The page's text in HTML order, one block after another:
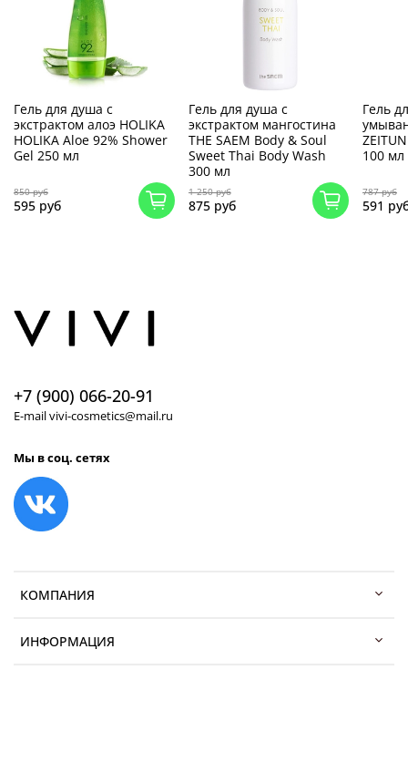
Гель для душа с
экстрактом алоэ HOLIKA
HOLIKA Aloe 92% Shower
Gel 250 мл
850 руб
595 руб
Гель для душа с
экстрактом мангостина
THE SAEM Body & Soul
Sweet Thai Body Wash
300 мл
1 250 руб
875 руб
Гель
100 мл
787 руб
591
КОМПАНИЯ
ИНФОРМАЦИЯ
+7 (900) 066-20-91
E-mail vivi-cosmetics@mail.ru
Мы в соц. сетях